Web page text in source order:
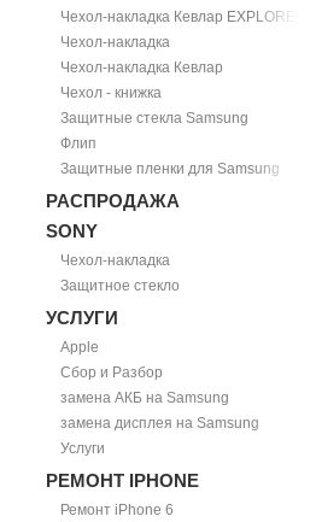
Чехол-накладка Кевлар EXPLORER
Чехол-накладка
Чехол-накладка Кевлар
Чехол - книжка
Защитные стекла Samsung
Флип
Защитные пленки для Samsung
РАСПРОДАЖА
SONY
Чехол-накладка
Защитное стекло
УСЛУГИ
Apple
Сбор и Разбор
замена АКБ на Samsung
замена дисплея на Samsung
Услуги
РЕМОНТ IPHONE
Ремонт iPhone 6